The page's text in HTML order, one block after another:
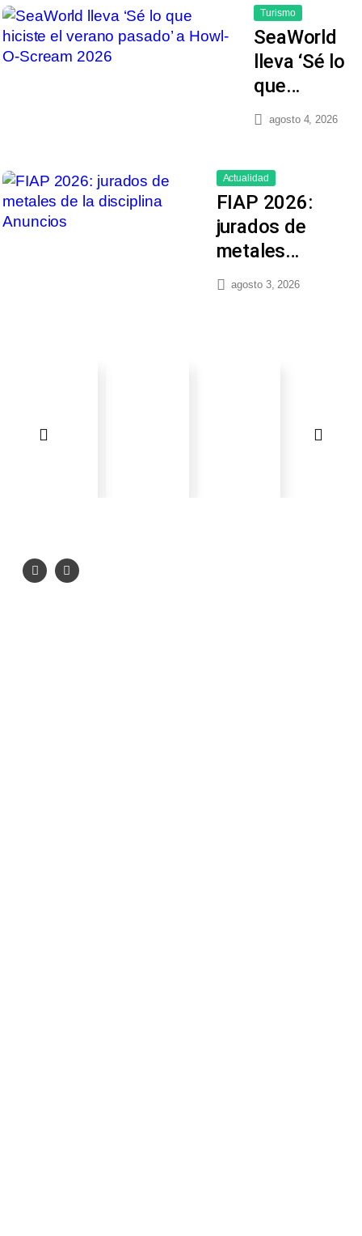
Turismo
SeaWorld
lleva ‘Sé lo
que…
agosto 4, 2026
Actualidad
FIAP 2026:
jurados de
metales…
agosto 3, 2026